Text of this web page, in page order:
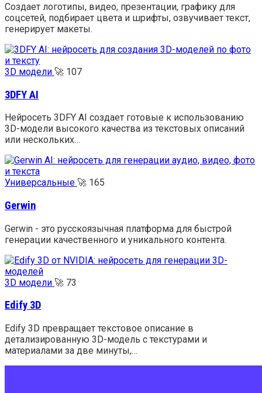
Создает логотипы, видео, презентации, графику для
соцсетей, подбирает цвета и шрифты, озвучивает текст,
генерирует макеты.
3D модели 🚀 107
3DFY AI
Нейросеть 3DFY AI создает готовые к использованию
3D-модели высокого качества из текстовых описаний
или нескольких…
Универсальные 🚀 165
Gerwin
Gerwin - это русскоязычная платформа для быстрой
генерации качественного и уникального контента.
3D модели 🚀 73
Edify 3D
Edify 3D превращает текстовое описание в
детализированную 3D-модель с текстурами и
материалами за две минуты,…